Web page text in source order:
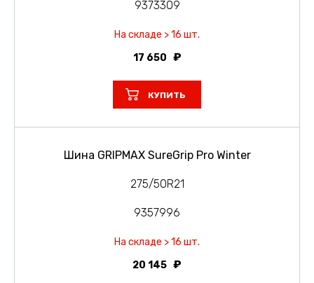
9373309
На складе > 16 шт.
17 650
КУПИТЬ
Шина GRIPMAX SureGrip Pro Winter
275/50R21
9357996
На складе > 16 шт.
20 145